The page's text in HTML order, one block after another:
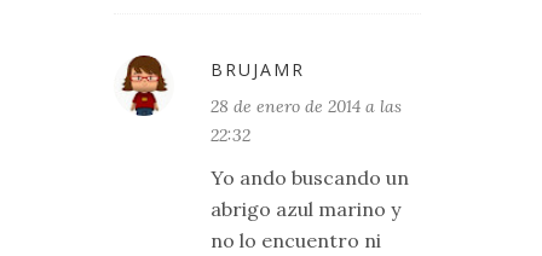
BRUJAMR
28 de enero de 2014 a las
22:32
Yo ando buscando un
abrigo azul marino y
no lo encuentro ni